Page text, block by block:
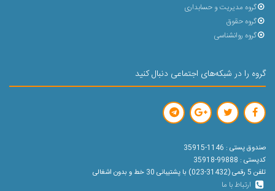
گروه مدیریت و حسابداری
گروه حقوق
گروه روانشناسی
گروه را در شبکه‌های اجتماعی دنبال کنید
صندوق پستی : 1146-35915
کدپستی : 99888-35918
تلفن 5 رقمی (31432-023) با پشتیبانی 30 خط و بدون اشغالی
ارتباط با ما